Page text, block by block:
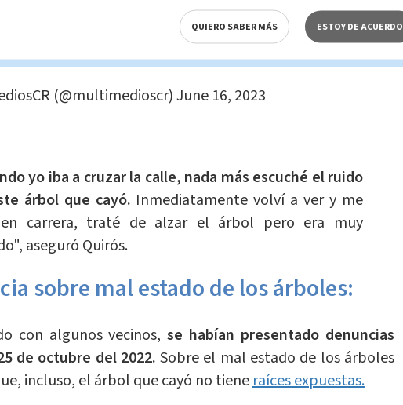
| Abuelo llora narrando los hechos a Alerta
G1418EOpP1
(@multimedioscr)June 16, 2023
yo iba a cruzar la calle, nada más escuché el ruido
árbol que cayó. Inmediatamente volví a ver y me
carrera, traté de alzar el árbol pero era muy
aseguró Quirós.
sobre mal estado de los árboles:
con algunos vecinos,se habían presentado denuncias
de octubre del 2022.Sobre el mal estado de los árboles
incluso, el árbol que cayó no tieneraíces expuestas.
QUIERO SABER MÁS ESTOY DE ACUERDO